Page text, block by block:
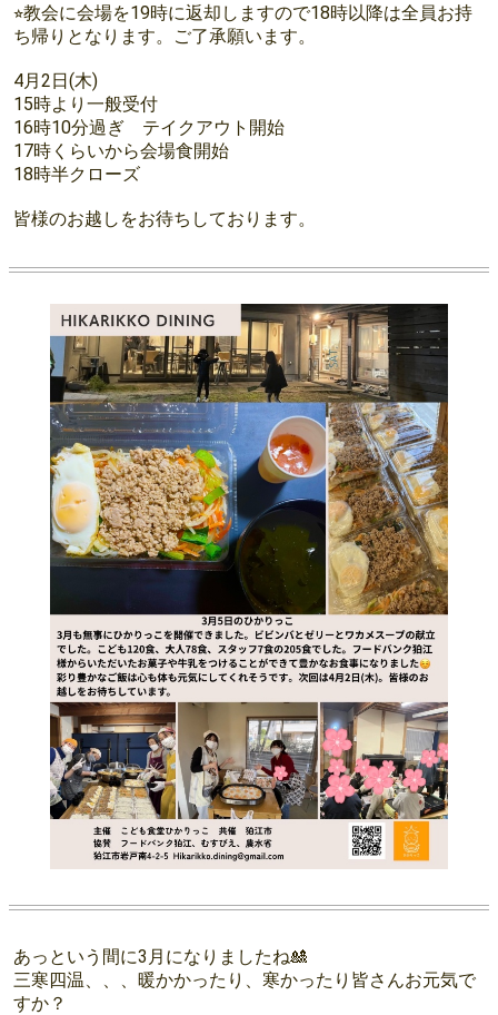
⭐︎教会に会場を19時に返却しますので18時以降は全員お持
ち帰りとなります。ご了承願います。
4月2日(木)
15時より一般受付
16時10分過ぎ テイクアウト開始
17時くらいから会場食開始
18時半クローズ
皆様のお越しをお待ちしております。
あっという間に3月になりましたね🎎
三寒四温、、、暖かかったり、寒かったり皆さんお元気で
すか？